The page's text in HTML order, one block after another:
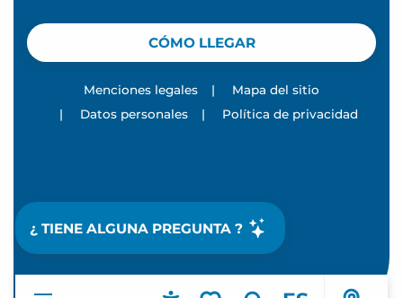
¿ TIENE ALGUNA PREGUNTA ?
CÓMO LLEGAR
Menciones legales |
Mapa del sitio
|
Datos personales | Política de privacidad